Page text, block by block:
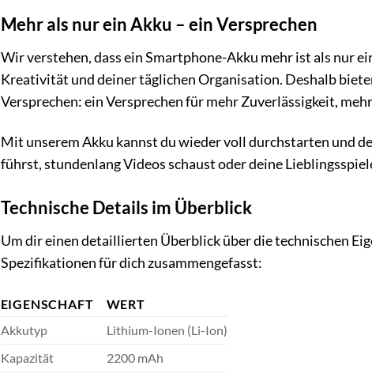
Mehr als nur ein Akku – ein Versprechen
Wir verstehen, dass ein Smartphone-Akku mehr ist als nur
Kreativität und deiner täglichen Organisation. Deshalb
Versprechen: ein Versprechen für mehr Zuverlässigkeit,
Mit unserem Akku kannst du wieder voll durchstarten und
führst, stundenlang Videos schaust oder deine
Technische Details im Überblick
Um dir einen detaillierten Überblick über die technischen
Spezifikationen für dich zusammengefasst:
EIGENSCHAFT
WERT
Akkutyp
Lithium-Ionen (Li-Ion)
Kapazität
2200 mAh